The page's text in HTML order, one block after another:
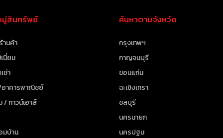
สินทรัพย์
านค้า
นี่ยม
ช่า
าคารพาณิชย์
/ ทาวน์เฮาส์
บ้าน
ค้นหาตามจังหวัด
กรุงเทพฯ
กาญจนบุรี
ขอนแก่น
ฉะเชิงเทรา
ชลบุรี
นครนายก
นครปฐม